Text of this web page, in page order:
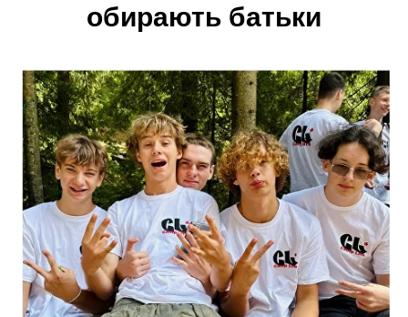
обирають батьки